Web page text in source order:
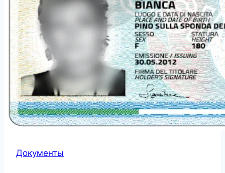
Документы